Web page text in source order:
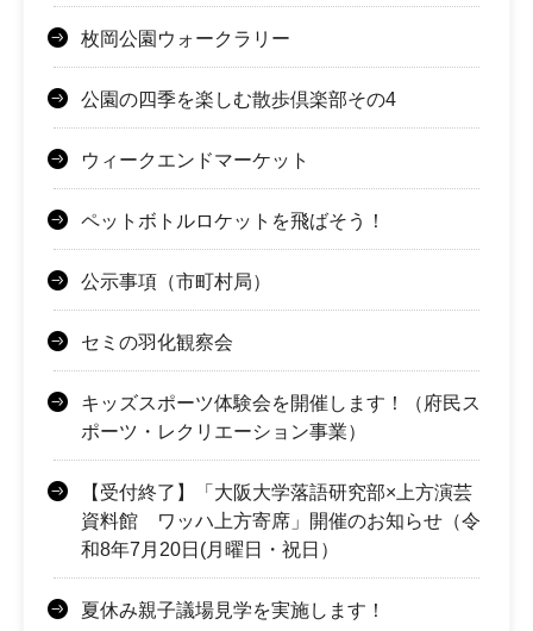
枚岡公園ウォークラリー
公園の四季を楽しむ散歩倶楽部その4
ウィークエンドマーケット
ペットボトルロケットを飛ばそう！
公示事項（市町村局）
セミの羽化観察会
キッズスポーツ体験会を開催します！（府民ス
ポーツ・レクリエーション事業）
【受付終了】「大阪大学落語研究部×上方演芸
資料館 ワッハ上方寄席」開催のお知らせ（令
和8年7月20日(月曜日・祝日）
夏休み親子議場見学を実施します！